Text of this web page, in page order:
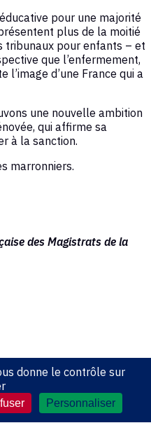
pour une majorité
plus de la moitié
tribunaux pour enfants – et
que l’enfermement,
d’une France qui a
une nouvelle ambition
qui affirme sa
à la sanction.
marronniers.
des Magistrats de la
des Magistrats de la
la Famille
donne le contrôle sur
Personnaliser